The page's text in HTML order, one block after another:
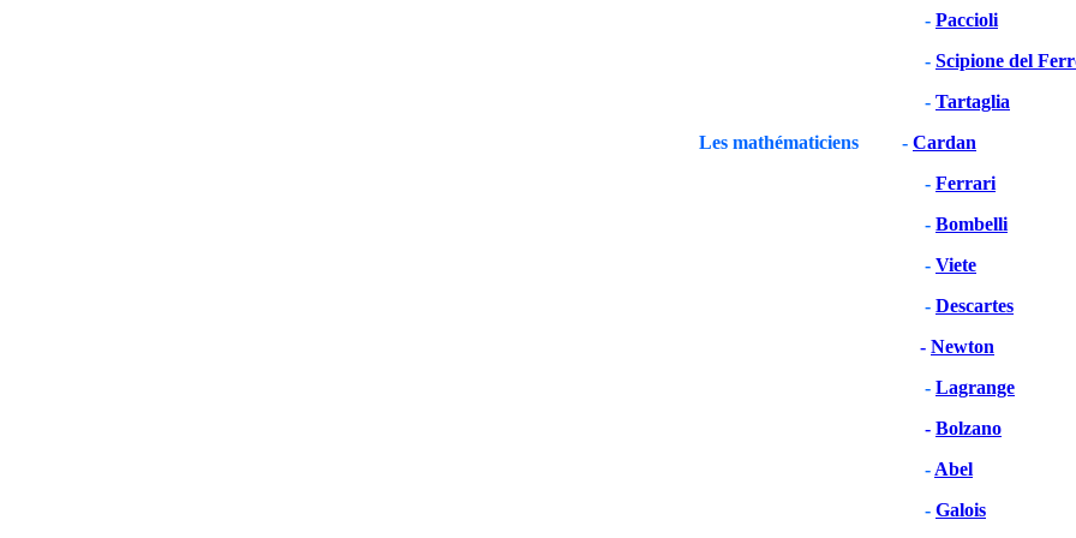
- Paccioli
- Scipione del
- Tartaglia
Les mathématiciens - Cardan
- Ferrari
- Bombelli
- Viete
- Descartes
- Newton
- Lagrange
- Bolzano
- Abel
- Galois